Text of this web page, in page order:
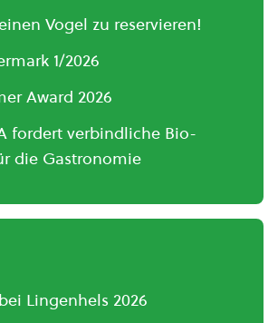
Vogel zu reservieren!
1/2026
Award 2026
fordert verbindliche Bio-
die Gastronomie
Lingenhels 2026